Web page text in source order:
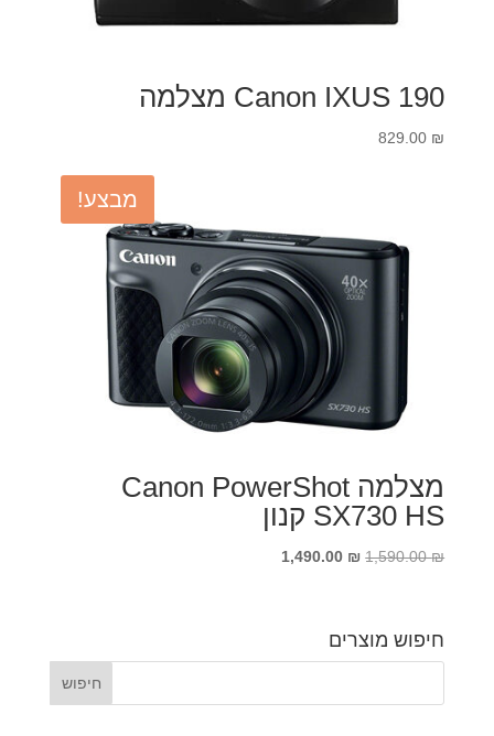
Canon IXUS 190 מצלמה
829.00 ₪
מבצע!
מצלמה Canon PowerShot
SX730 HS קנון
1,590.00₪
המחיר
1,590.00 ₪.
1,490.00 ₪
המחיר
חיפוש מוצרים